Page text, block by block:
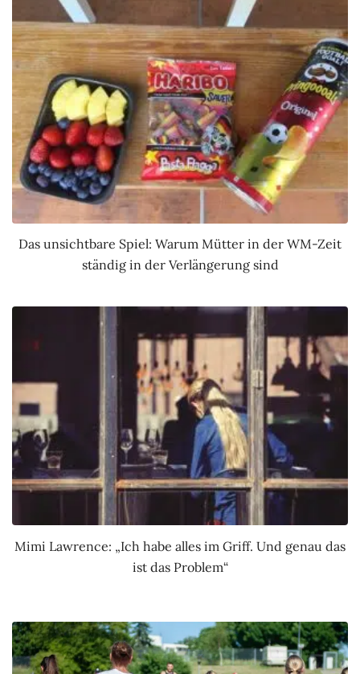
Das unsichtbare Spiel: Warum Mütter in der WM-Zeit
ständig in der Verlängerung sind
Mimi Lawrence: „Ich habe alles im Griff. Und genau das
ist das Problem“